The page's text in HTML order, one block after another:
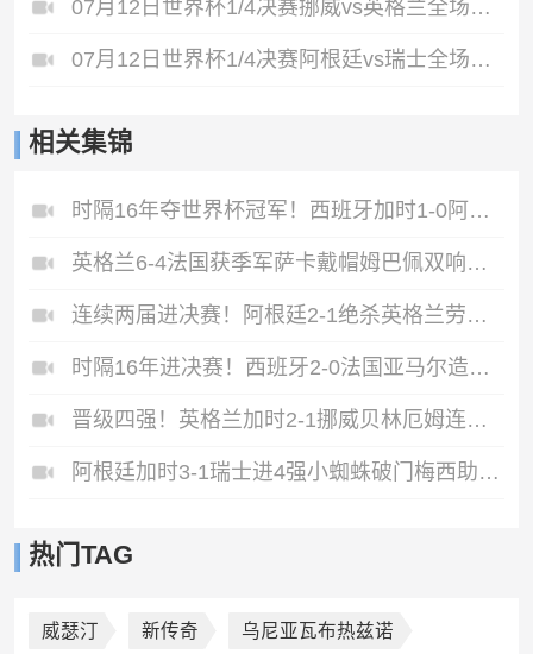
07月12日世界杯1/4决赛挪威vs英格兰全场录像
07月12日世界杯1/4决赛阿根廷vs瑞士全场录像
相关集锦
时隔16年夺世界杯冠军！西班牙加时1-0阿根廷费兰制胜恩佐染红
英格兰6-4法国获季军萨卡戴帽姆巴佩双响创纪录奥利塞2助+失良机
连续两届进决赛！阿根廷2-1绝杀英格兰劳塔罗恩佐破门梅西两助攻
时隔16年进决赛！西班牙2-0法国亚马尔造点奥亚萨瓦尔、波罗破门
晋级四强！英格兰加时2-1挪威贝林厄姆连场双响谢尔德鲁普破门
阿根廷加时3-1瑞士进4强小蜘蛛破门梅西助攻麦卡恩博洛假摔染红
热门TAG
威瑟汀 新传奇 乌尼亚瓦布热兹诺